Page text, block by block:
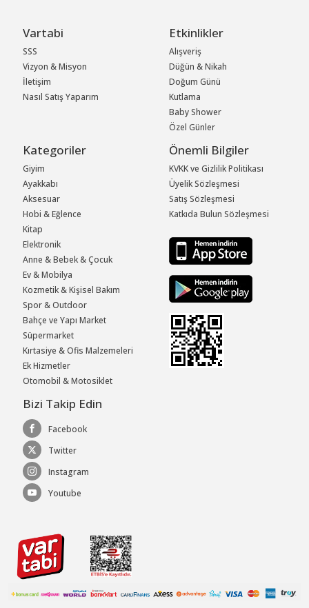
Vartabi
SSS
Vizyon & Misyon
İletişim
Nasıl Satış Yaparım
Etkinlikler
Alışveriş
Düğün & Nikah
Doğum Günü
Kutlama
Baby Shower
Özel Günler
Kategoriler
Giyim
Ayakkabı
Aksesuar
Hobi & Eğlence
Kitap
Elektronik
Anne & Bebek & Çocuk
Ev & Mobilya
Kozmetik & Kişisel Bakım
Spor & Outdoor
Bahçe ve Yapı Market
Süpermarket
Kırtasiye & Ofis Malzemeleri
Ek Hizmetler
Otomobil & Motosiklet
Önemli Bilgiler
KVKK ve Gizlilik Politikası
Üyelik Sözleşmesi
Satış Sözleşmesi
Katkıda Bulun Sözleşmesi
Bizi Takip Edin
Facebook
Twitter
Instagram
Youtube